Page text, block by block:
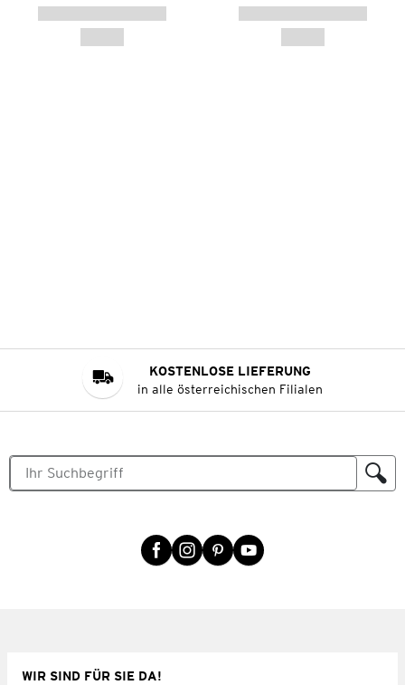
KOSTENLOSE LIEFERUNG
in alle österreichischen Filialen
WIR SIND FÜR SIE DA!